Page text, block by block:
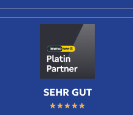
SEHR GUT
★★★★★